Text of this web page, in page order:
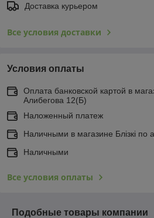
Доставка курьером
Все условия доставки
Условия оплаты
Оплата банковской картой в
Алибегова 12(Б)
Наложенный платеж
Наличными в магазине Блiзкi по
Наличными
Все условия оплаты
Подобные товары компании